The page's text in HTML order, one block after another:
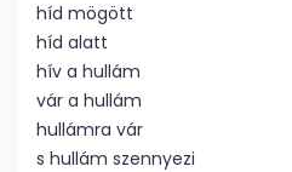
híd mögött
híd alatt
hív a hullám
vár a hullám
hullámra vár
s hullám szennyezi